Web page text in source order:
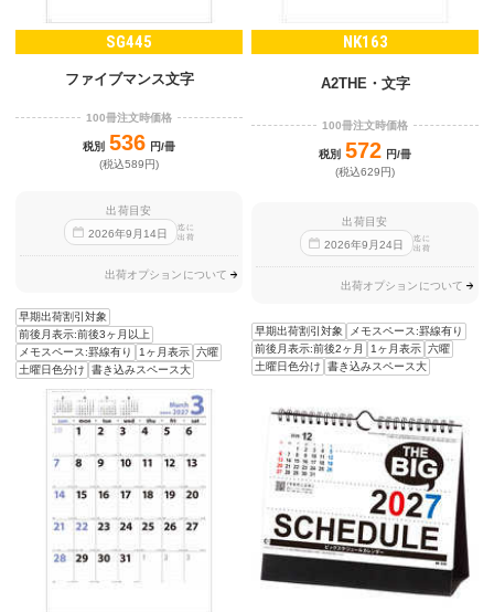
SG445
ファイブマンス文字
100冊注文時価格
税別 536 円/冊
(税込589円)
出荷目安
2026年9 月14日
迄に
出荷
出荷オプションについて
早期出荷割引対象
前後月表示:前後3ヶ月以上
メモスペース:罫線有り
1ヶ月表示 六曜
土曜日色分け
書き込みスペース大
NK163
A2THE・文字
100冊注文時価格
税別 572 円/冊
(税込629円)
出荷目安
2026年9 月24日
迄に
出荷
出荷オプションについて
早期出荷割引対象
メモスペース:罫線有り
前後月表示:前後2ヶ月
1ヶ月表示 六曜
土曜日色分け
書き込みスペース大